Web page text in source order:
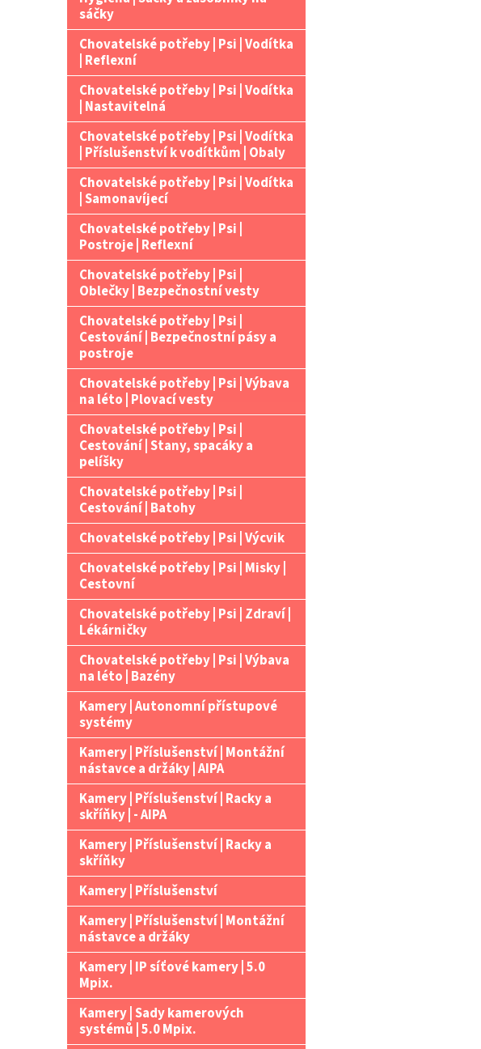
e
sáčky
Chovatelské potřeby | Psi | Vodítka
| Reflexní
Chovatelské potřeby | Psi | Vodítka
| Nastavitelná
Chovatelské potřeby | Psi | Vodítka
| Příslušenství k vodítkům | Obaly
Chovatelské potřeby | Psi | Vodítka
| Samonavíjecí
Chovatelské potřeby | Psi |
Postroje | Reflexní
Chovatelské potřeby | Psi |
Oblečky | Bezpečnostní vesty
Chovatelské potřeby | Psi |
Cestování | Bezpečnostní pásy a
postroje
Chovatelské potřeby | Psi | Výbava
na léto | Plovací vesty
Chovatelské potřeby | Psi |
Cestování | Stany, spacáky a
pelíšky
Chovatelské potřeby | Psi |
Cestování | Batohy
Chovatelské potřeby | Psi | Výcvik
Chovatelské potřeby | Psi | Misky |
Cestovní
Chovatelské potřeby | Psi | Zdraví |
Lékárničky
Chovatelské potřeby | Psi | Výbava
na léto | Bazény
Kamery | Autonomní přístupové
systémy
Kamery | Příslušenství | Montážní
nástavce a držáky | AIPA
Kamery | Příslušenství | Racky a
skříňky | - AIPA
Kamery | Příslušenství | Racky a
skříňky
Kamery | Příslušenství
Kamery | Příslušenství | Montážní
nástavce a držáky
Kamery | IP síťové kamery | 5.0
Mpix.
Kamery | Sady kamerových
systémů | 5.0 Mpix.